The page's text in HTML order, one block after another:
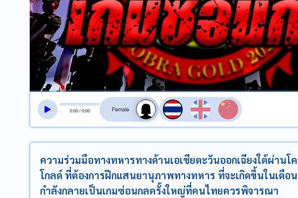
0:00/0:00
สลับเสียงอ่าน
ความร่วมมือทางทหารทางด้านเอเชียตะวันออกเฉียงใต้ผ่านโ
โกลด์ ที่ต้องการฝึกแสนยานุภาพทางทหาร ที่จะเกิดขึ้นในเดือ
กำลังกลายเป็นเกมซ่อนกลครั้งใหญ่ที่คนไทยควรพิจารณา